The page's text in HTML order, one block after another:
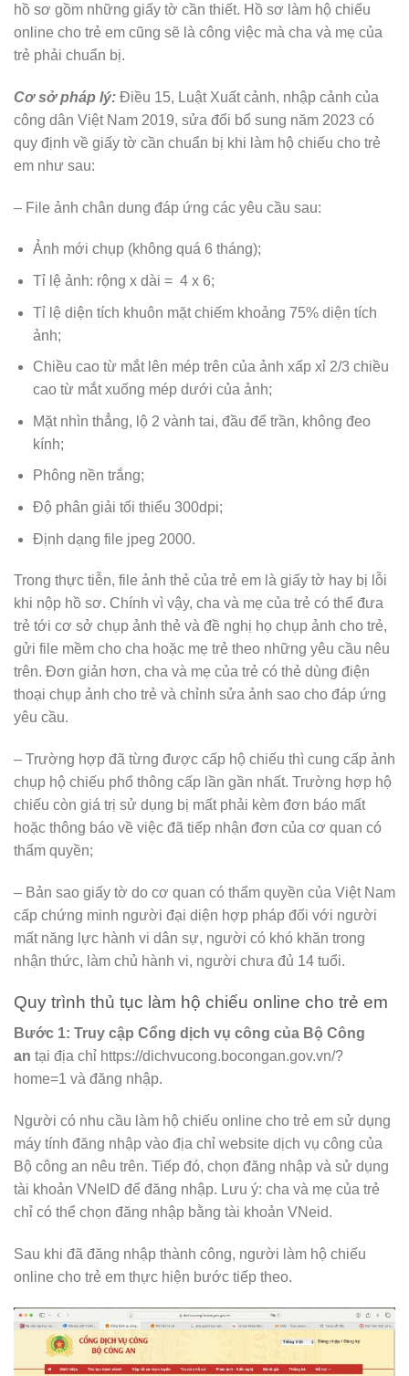
hồ sơ gồm những giấy tờ cần thiết. Hồ sơ làm hộ chiếu
online cho trẻ em cũng sẽ là công việc mà cha và mẹ của
trẻ phải chuẩn bị.
Cơ sở pháp lý: Điều 15, Luật Xuất cảnh, nhập cảnh của
công dân Việt Nam 2019, sửa đổi bổ sung năm 2023 có
quy định về giấy tờ cần chuẩn bị khi làm hộ chiếu cho trẻ
em như sau:
– File ảnh chân dung đáp ứng các yêu cầu sau:
Ảnh mới chụp (không quá 6 tháng);
Tỉ lệ ảnh: rộng x dài = 4 x 6;
Tỉ lệ diện tích khuôn mặt chiếm khoảng 75% diện tích
ảnh;
Chiều cao từ mắt lên mép trên của ảnh xấp xỉ 2/3 chiều
cao từ mắt xuống mép dưới của ảnh;
Mặt nhìn thẳng, lộ 2 vành tai, đầu để trần, không đeo
kính;
Phông nền trắng;
Độ phân giải tối thiểu 300dpi;
Định dạng file jpeg 2000.
Trong thực tiễn, file ảnh thẻ của trẻ em là giấy tờ hay bị lỗi
khi nộp hồ sơ. Chính vì vậy, cha và mẹ của trẻ có thể đưa
trẻ tới cơ sở chụp ảnh thẻ và đề nghị họ chụp ảnh cho trẻ,
gửi file mềm cho cha hoặc mẹ trẻ theo những yêu cầu nêu
trên. Đơn giản hơn, cha và mẹ của trẻ có thẻ dùng điện
thoại chụp ảnh cho trẻ và chỉnh sửa ảnh sao cho đáp ứng
yêu cầu.
– Trường hợp đã từng được cấp hộ chiếu thì cung cấp ảnh
chụp hộ chiếu phổ thông cấp lần gần nhất. Trường hợp hộ
chiếu còn giá trị sử dụng bị mất phải kèm đơn báo mất
hoặc thông báo về việc đã tiếp nhận đơn của cơ quan có
thẩm quyền;
– Bản sao giấy tờ do cơ quan có thẩm quyền của Việt Nam
cấp chứng minh người đại diện hợp pháp đối với người
mất năng lực hành vi dân sự, người có khó khăn trong
nhận thức, làm chủ hành vi, người chưa đủ 14 tuổi.
Quy trình thủ tục làm hộ chiếu online cho trẻ em
Bước 1: Truy cập Cổng dịch vụ công của Bộ Công
an tại địa chỉ https://dichvucong.bocongan.gov.vn/?
home=1 và đăng nhập.
Người có nhu cầu làm hộ chiếu online cho trẻ em sử dụng
máy tính đăng nhập vào địa chỉ website dịch vụ công của
Bộ công an nêu trên. Tiếp đó, chọn đăng nhập và sử dụng
tài khoản VNeID để đăng nhập. Lưu ý: cha và mẹ của trẻ
chỉ có thể chọn đăng nhập bằng tài khoản VNeid.
Sau khi đã đăng nhập thành công, người làm hộ chiếu
online cho trẻ em thực hiện bước tiếp theo.